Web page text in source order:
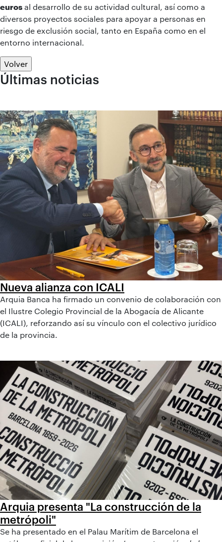
euros al desarrollo de su actividad cultural, así como a
diversos proyectos sociales para apoyar a personas en
riesgo de exclusión social, tanto en España como en el
entorno internacional.
Volver
Últimas noticias
Nueva alianza con ICALI
Arquia Banca ha firmado un convenio de colaboración con
el Ilustre Colegio Provincial de la Abogacía de Alicante
(ICALI), reforzando así su vínculo con el colectivo jurídico
de la provincia.
Arquia presenta "La construcción de la
metrópoli"
Se ha presentado en el Palau Marítim de Barcelona el